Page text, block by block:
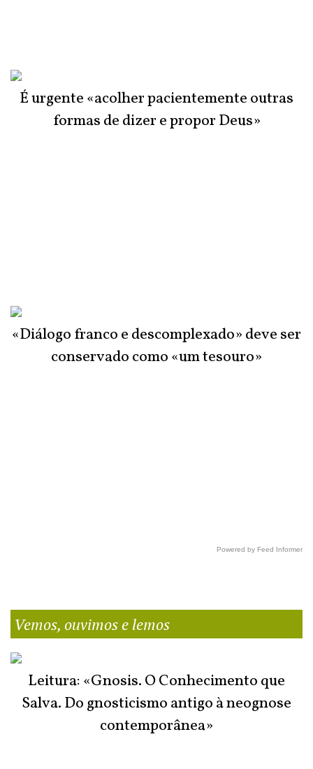
É urgente «acolher pacientemente outras
formas de dizer e propor Deus»
«Diálogo franco e descomplexado» deve ser
conservado como «um tesouro»
Powered by Feed Informer
Vemos, ouvimos e lemos
Leitura: «Gnosis. O Conhecimento que
Salva. Do gnosticismo antigo à neognose
contemporânea»